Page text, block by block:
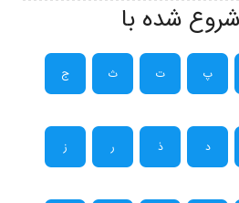
شده با
پ ت ث ج
د ذ ر ز